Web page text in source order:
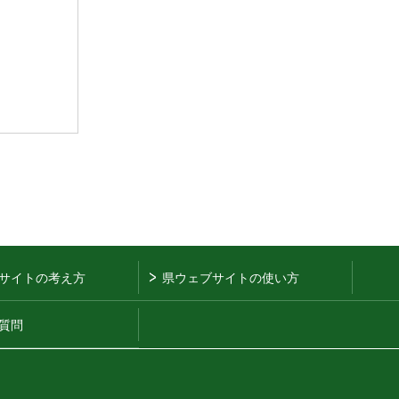
イトの考え方 県ウェブサイトの使い方
問